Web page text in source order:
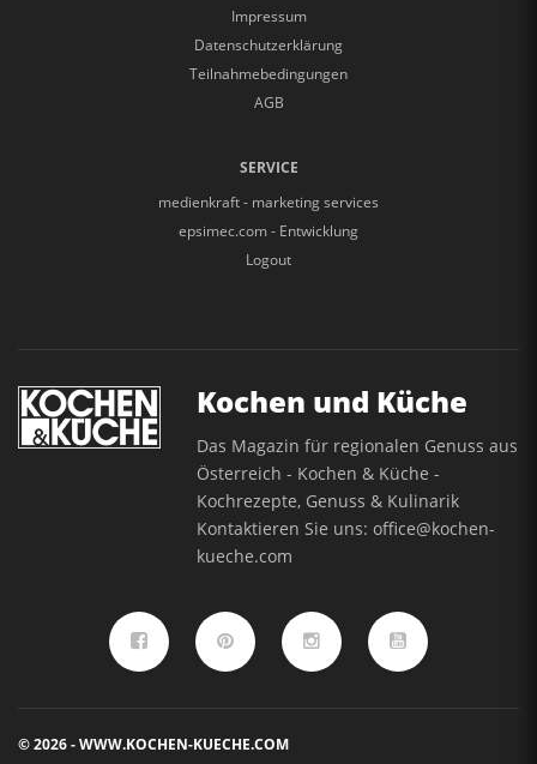
Impressum
Datenschutzerklärung
Teilnahmebedingungen
AGB
SERVICE
medienkraft - marketing services
epsimec.com - Entwicklung
Logout
Kochen und Küche
Das Magazin für regionalen Genuss aus
Österreich - Kochen & Küche -
Kochrezepte, Genuss & Kulinarik
Kontaktieren Sie uns:office@kochen-
kueche.com
© 2026 - WWW.KOCHEN-KUECHE.COM